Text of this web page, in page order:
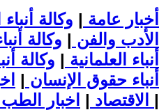
أخبار عامة | وكالة
الأدب والفن | وكالة
أنباء العلمانية | وكالة
أنباء حقوق الإنسان |
الاقتصاد | |